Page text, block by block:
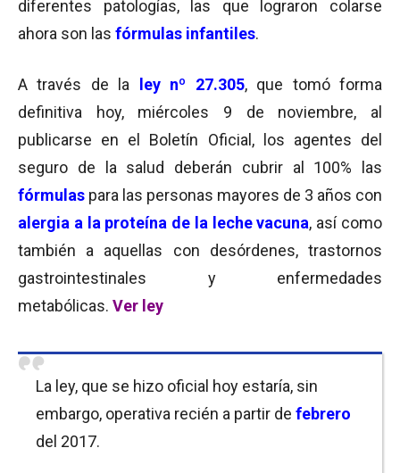
diferentes patologías, las que lograron colarse
ahora son las fórmulas infantiles.
A través de la ley nº 27.305, que tomó forma
definitiva hoy, miércoles 9 de noviembre, al
publicarse en el Boletín Oficial, los agentes del
seguro de la salud deberán cubrir al 100% las
fórmulas para las personas mayores de 3 años con
alergia a la proteína de la leche vacuna, así como
también a aquellas con desórdenes, trastornos
gastrointestinales y enfermedades
metabólicas. Ver ley
La ley, que se hizo oficial hoy estaría, sin
embargo, operativa recién a partir de febrero
del 2017.